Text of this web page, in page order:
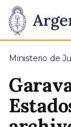
de
la
Nación
Pasar al
Ministerio de